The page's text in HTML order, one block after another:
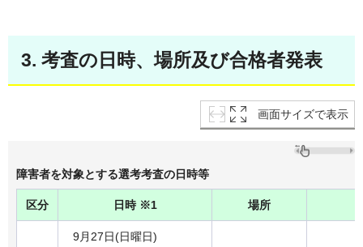
3. 考査の日時、場所及び合格者発表
画面サイズで表示
障害者を対象とする選考考査の日時等
区分 日時 ※1 場所
9月27日(日曜日)